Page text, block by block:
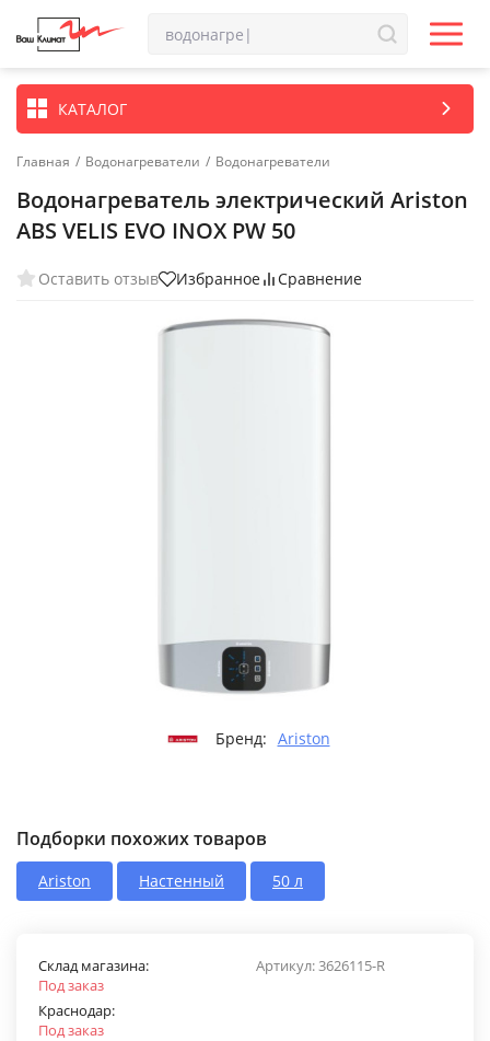
КАТАЛОГ
Главная / Водонагреватели / Водонагреватели
Водонагреватель электрический Ariston
ABS VELIS EVO INOX PW 50
Оставить отзыв Избранное Сравнение
Бренд: Ariston
Подборки похожих товаров
Ariston Настенный 50 л
Артикул:3626115-R
Склад магазина:
Под заказ
Краснодар:
Под заказ